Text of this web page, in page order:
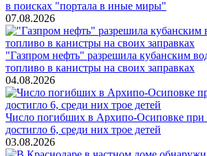
в поисках "портала в иные миры"
07.08.2026
"Газпром нефть" разрешила кубанским
топливо в канистры на своих заправках
04.08.2026
Число погибших в Архипо-Осиповке
достигло 6, среди них трое детей
03.08.2026